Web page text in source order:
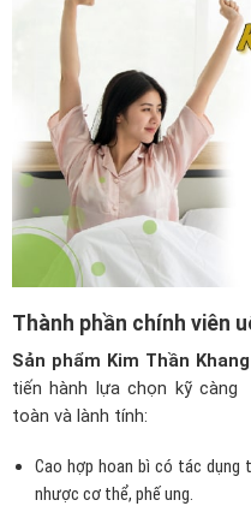
Thành phần chính viên
Sản phẩm Kim Thần Khang
tiến hành lựa chọn kỹ
toàn và lành tính:
Cao hợp hoan bì có tác dụng
nhược cơ thể, phế ung.